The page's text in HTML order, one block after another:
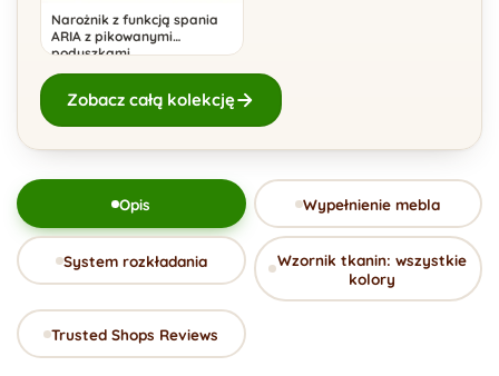
Narożnik z funkcją spania
ARIA z pikowanymi
poduszkami
Zobacz całą kolekcję
Opis Wypełnienie mebla
System rozkładania
Wzornik tkanin: wszystkie
kolory
Trusted Shops Reviews